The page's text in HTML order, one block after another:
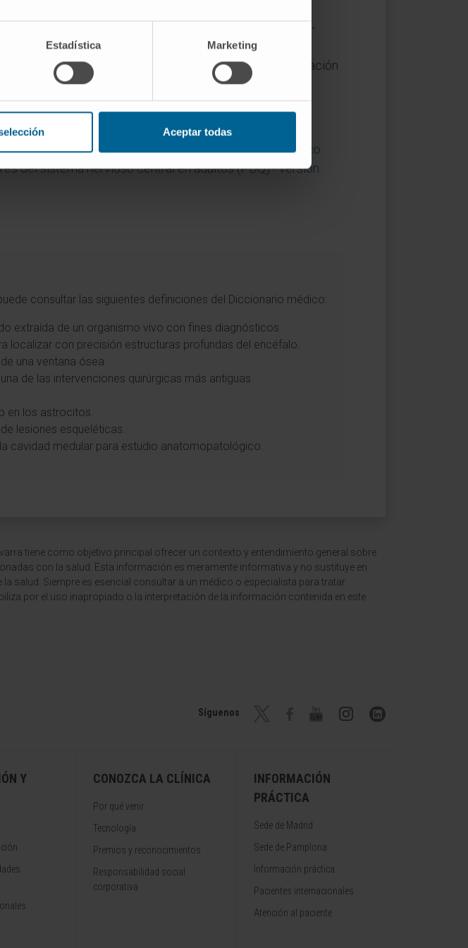
Estadística Marketing
Aceptar todas
para obtener un cilindro de tejido (aguja de tipo
side-
La razón es práctica: para clasificar muchas lesiones
la arquitectura tisular completa, y la citología por aspiración
Pruebas y procedimientos de diagnóstico neurológico
del sistema nervioso central en adultos (PDQ) - versión
consultar las siguientes definiciones del Diccionario médico:
extraída de un organismo vivo con fines diagnósticos.
localizar con precisión estructuras profundas del encéfalo.
una ventana ósea.
de las intervenciones quirúrgicas más antiguas
en los astrocitos.
lesiones esqueléticas.
cavidad medular para estudio anatomopatológico.
tiene como objetivo principal ofrecer un contexto y entendimiento general sobre
con la salud. Esta información es meramente informativa y no sustituye en
salud. Siempre es esencial consultar a un médico o especialista para tratar
por el uso inapropiado o la interpretación de la información contenida en este
Síguenos
Y
CONOZCA LA CLÍNICA
Por qué venir
Tecnología
Premios y reconocimientos
Responsabilidad social
corporativa
INFORMACIÓN
PRÁCTICA
Sede de Madrid
Sede de Pamplona
Información práctica
Pacientes internacionales
Atención al paciente